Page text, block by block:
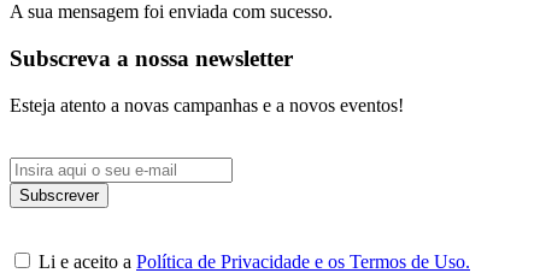
A sua mensagem foi enviada com sucesso.
Subscreva a nossa newsletter
Esteja atento a novas campanhas e a novos eventos!
Li e aceito a Política de Privacidade e os Termos de Uso.